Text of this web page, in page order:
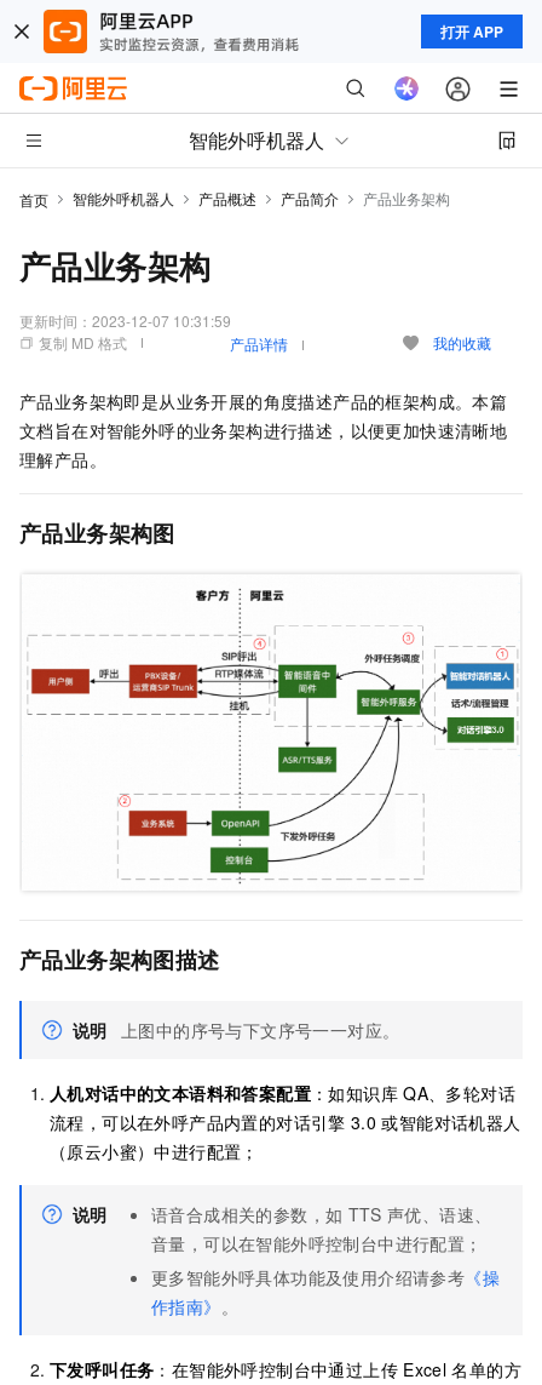
打开 APP
智能外呼机器人
首页 智能外呼机器人 产品概述 产品简介 产品业务架构
产品业务架构
更新时间： 2023-12-07 10:31:59
复制 MD 格式
产品详情 我的收藏
产品业务架构即是从业务开展的角度描述产品的框架构成。本篇
文档旨在对智能外呼的业务架构进行描述，以便更加快速清晰地
理解产品。
产品业务架构图
产品业务架构图描述
说明 上图中的序号与下文序号一一对应。
人机对话中的文本语料和答案配置 ：如知识库 QA、多轮对话
流程，可以在外呼产品内置的对话引擎 3.0 或智能对话机器人
（原云小蜜）中进行配置；
说明 语音合成相关的参数，如 TTS 声优、语速、
音量，可以在智能外呼控制台中进行配置；
更多智能外呼具体功能及使用介绍请参考 《操
作指南》 。
下发呼叫任务 ： 在智能外呼控制台中通过上传 Excel 名单的方